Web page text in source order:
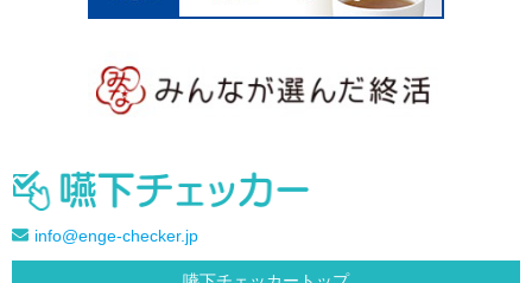
info@enge-checker.jp